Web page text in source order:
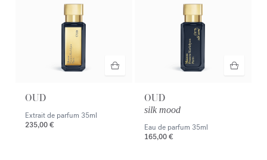
OUD
Extrait de parfum 35ml
235,00 €
OUD
silk mood
Eau de parfum 35ml
165,00 €